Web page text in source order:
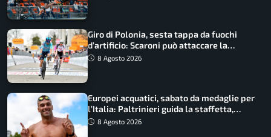
Giro di Polonia, sesta tappa da fuochi
d’artificio: Scaroni può attaccare la
maglia di Lemmen
8 Agosto 2026
Europei acquatici, sabato da medaglie per
l’Italia: Paltrinieri guida la staffetta,
Barnabà sogna l’oro dalle grandi altezze
8 Agosto 2026